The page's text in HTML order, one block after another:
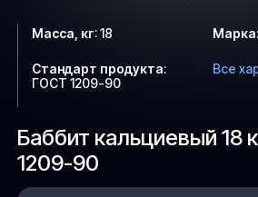
Баббит кальциевый 18
1209-90
Масса, кг:18 Марка:
Стандарт продукта:
ГОСТ 1209-90
Все